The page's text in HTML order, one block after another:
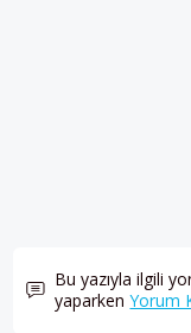
Bu yazıyla ilgili
yaparkenYorum